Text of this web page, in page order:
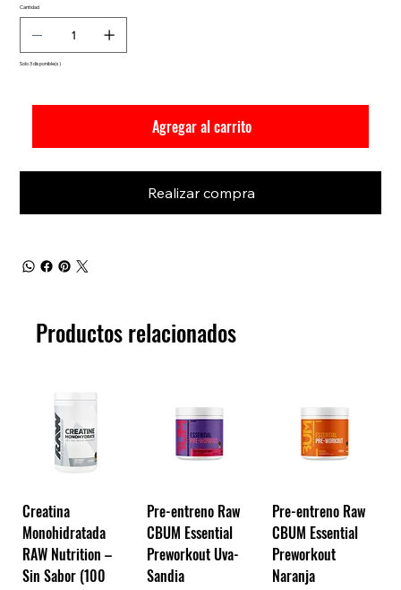
Cantidad
Solo 3 disponible(s)
Agregar al carrito
Realizar compra
Productos relacionados
Creatina
Monohidratada
RAW Nutrition –
Sin Sabor (100
Pre-entreno Raw
CBUM Essential
Preworkout Uva-
Sandia
Pre-entreno Raw
CBUM Essential
Preworkout
Naranja